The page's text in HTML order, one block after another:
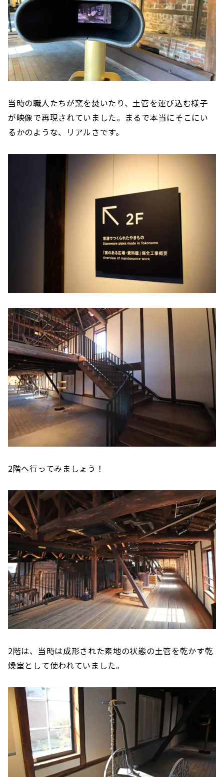
当時の職人たちが窯を焚いたり、土管を運び込む様子
が映像で再現されていました。まるで本当にそこにい
るかのような、リアルさです。
2階へ行ってみましょう！
2階は、当時は成形された素地の状態の土管を乾かす乾
燥室として使われていました。